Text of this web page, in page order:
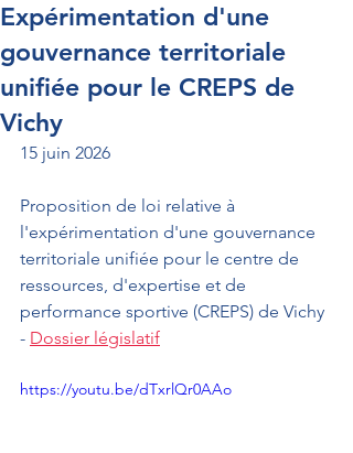
Expérimentation d'une
gouvernance territoriale
unifiée pour le CREPS de
Vichy
15 juin 2026
Proposition de loi relative à
l'expérimentation d'une gouvernance
territoriale unifiée pour le centre de
ressources, d'expertise et de
performance sportive (CREPS) de Vichy
- Dossier législatif
https://youtu.be/dTxrlQr0AAo